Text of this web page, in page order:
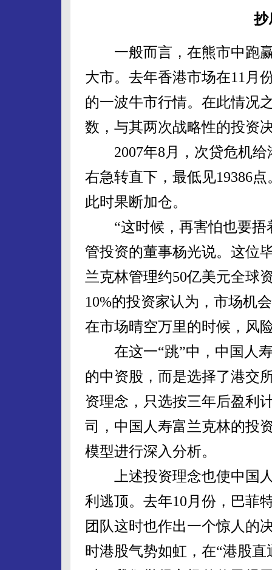
抄
一般而言，在熊市中跑赢
大市。去年香港市场在11月
的一波牛市行情。在此情况
数，与其两次战略性的投资
2007年8月，次贷危机给
右急转直下，最低见19386
此时果断加仓。
“这时候，再害怕也要捂
管投资的董事杨光说。这位
兰克林管理约50亿美元全球
10%的投资家认为，市场机
在市场晴空万里的时候，风
在这一“跳”中，中国人寿
的中资股，而是选择了港交
资理念，只选按三年后盈利
司，中国人寿富兰克林的投
模型进行深入分析。
上述投资理念也使中国人
利逃顶。去年10月份，巴菲
团队这时也作出一个惊人的
时港股气势如虹，在“港股直